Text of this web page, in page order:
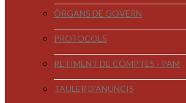
ÒRGANS DE GOVERN
PROTOCOLS
RETIMENT DE COMPTES - PAM
TAULER D'ANUNCIS